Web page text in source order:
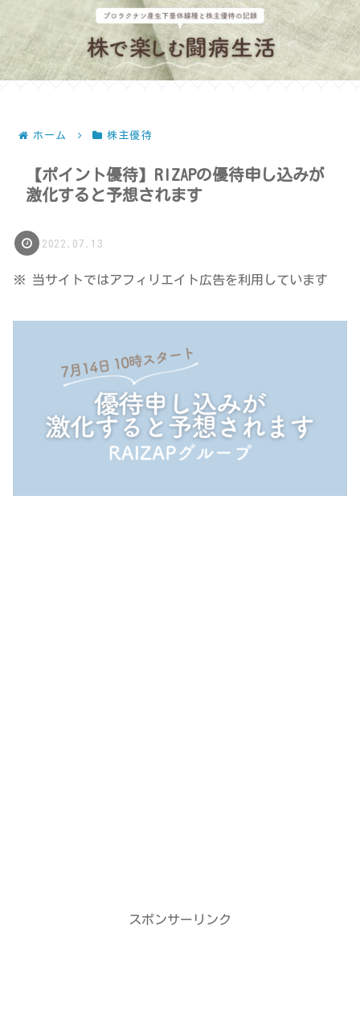
ホーム 株主優待
【ポイント優待】RIZAPの優待申し込みが
激化すると予想されます
2022.07.13
※ 当サイトではアフィリエイト広告を利用しています
スポンサーリンク